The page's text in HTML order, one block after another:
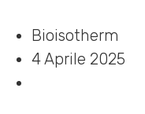
Bioisotherm
4 Aprile 2025